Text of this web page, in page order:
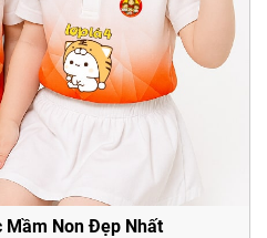
Mầm Non Đẹp Nhất